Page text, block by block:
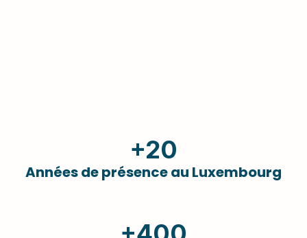
+20
Années de présence au Luxembourg